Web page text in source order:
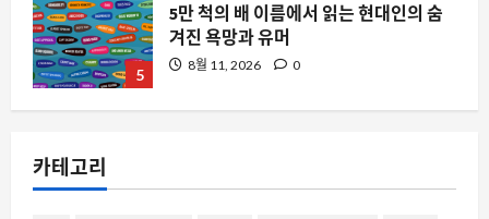
5
5만 척의 배 이름에서 읽는 현대인의 숨
겨진 욕망과 유머
8월 11, 2026 0
카테고리